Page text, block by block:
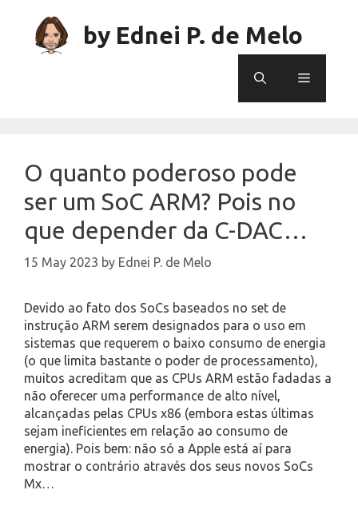
content
by Ednei P. de Melo
Menu
O quanto poderoso pode
ser um SoC ARM? Pois no
que depender da C-DAC…
15 May 2023 by Ednei P. de Melo
Devido ao fato dos SoCs baseados no set de
instrução ARM serem designados para o uso em
sistemas que requerem o baixo consumo de energia
(o que limita bastante o poder de processamento),
muitos acreditam que as CPUs ARM estão fadadas a
não oferecer uma performance de alto nível,
alcançadas pelas CPUs x86 (embora estas últimas
sejam ineficientes em relação ao consumo de
energia). Pois bem: não só a Apple está aí para
mostrar o contrário através dos seus novos SoCs
Mx…